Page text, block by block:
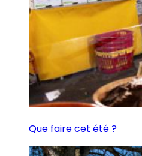
Que faire cet été ?